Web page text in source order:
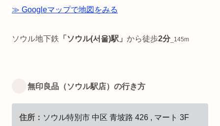
≫ Googleマップで地図をみる
ソウル地下鉄 「ソウル(서울)駅」 から徒歩2分_145m
無印良品（ソウル駅店）の行き方
住所： ソウル特別市 中区 青坡路 426 , マート 3F